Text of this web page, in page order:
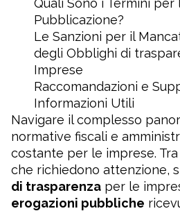
Quali Sono i Termini per
Pubblicazione?
Le Sanzioni per il
degli Obblighi di
Imprese
Raccomandazioni e
Informazioni Utili
Navigare il complesso
normative fiscali e
costante per le imprese.
che richiedono attenzione,
di trasparenza per le
erogazioni pubbliche